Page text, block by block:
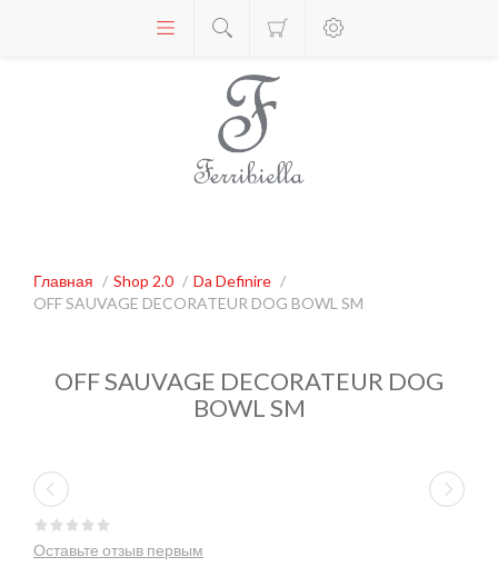
Главная / Shop 2.0 / Da Definire /
OFF SAUVAGE DECORATEUR DOG BOWL SM
OFF SAUVAGE DECORATEUR DOG
BOWL SM
Оставьте отзыв первым